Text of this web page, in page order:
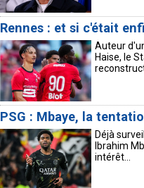
Rennes : et si c'était
Auteur
Haise, le
PSG : Mbaye, la
Déjà
Ibrahim
intérêt...